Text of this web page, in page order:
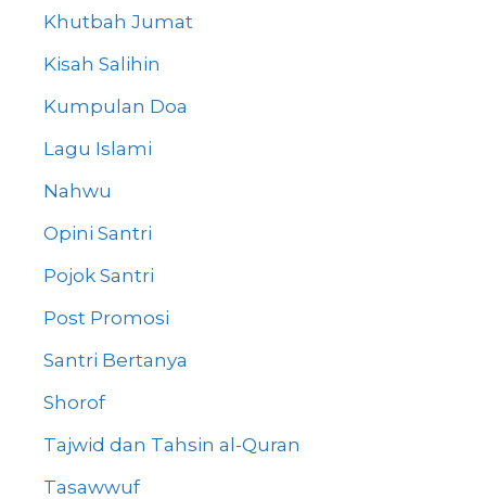
Khutbah Jumat
Kisah Salihin
Kumpulan Doa
Lagu Islami
Nahwu
Opini Santri
Pojok Santri
Post Promosi
Santri Bertanya
Shorof
Tajwid dan Tahsin al-Quran
Tasawwuf